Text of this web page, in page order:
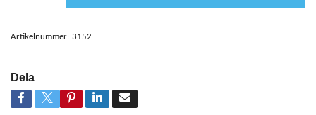
Artikelnummer: 3152
Dela